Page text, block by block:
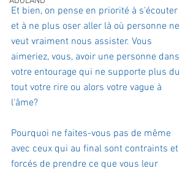
Et bien, on pense en priorité à s'écouter
et à ne plus oser aller là où personne ne
veut vraiment nous assister. Vous
aimeriez, vous, avoir une personne dans
votre entourage qui ne supporte plus du
tout votre rire ou alors votre vague à
l'âme?
Pourquoi ne faites-vous pas de même
avec ceux qui au final sont contraints et
forcés de prendre ce que vous leur